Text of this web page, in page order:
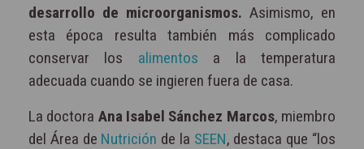
desarrollo de microorganismos. Asimismo, en
esta época resulta también más complicado
conservar los alimentos a la temperatura
adecuada cuando se ingieren fuera de casa.
La doctora Ana Isabel Sánchez Marcos, miembro
del Área de Nutrición de la SEEN, destaca que “los